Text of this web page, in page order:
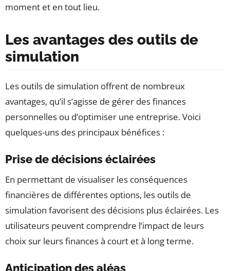
moment et en tout lieu.
Les avantages des outils de
simulation
Les outils de simulation offrent de nombreux
avantages, qu’il s’agisse de gérer des finances
personnelles ou d’optimiser une entreprise. Voici
quelques-uns des principaux bénéfices :
Prise de décisions éclairées
En permettant de visualiser les conséquences
financières de différentes options, les outils de
simulation favorisent des décisions plus éclairées. Les
utilisateurs peuvent comprendre l’impact de leurs
choix sur leurs finances à court et à long terme.
Anticipation des aléas